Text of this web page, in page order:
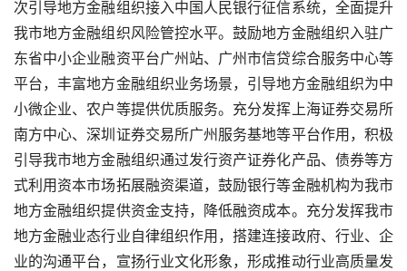
次引导地方金融组织接入中国人民银行征信系统，全面提升
我市地方金融组织风险管控水平。鼓励地方金融组织入驻广
东省中小企业融资平台广州站、广州市信贷综合服务中心等
平台，丰富地方金融组织业务场景，引导地方金融组织为中
小微企业、农户等提供优质服务。充分发挥上海证券交易所
南方中心、深圳证券交易所广州服务基地等平台作用，积极
引导我市地方金融组织通过发行资产证券化产品、债券等方
式利用资本市场拓展融资渠道，鼓励银行等金融机构为我市
地方金融组织提供资金支持，降低融资成本。充分发挥我市
地方金融业态行业自律组织作用，搭建连接政府、行业、企
业的沟通平台，宣扬行业文化形象，形成推动行业高质量发